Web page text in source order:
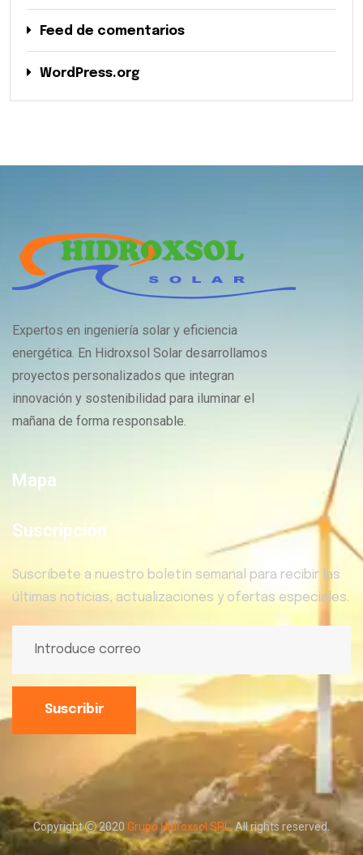
Feed de comentarios
WordPress.org
Expertos en ingeniería solar y eficiencia
energética. En Hidroxsol Solar desarrollamos
proyectos personalizados que integran
innovación y sostenibilidad para iluminar el
mañana de forma responsable.
Mapa
Suscripción
Suscríbete a nuestro boletín semanal para recibir las
últimas noticias, actualizaciones y ofertas especiales.
Suscribir
Copyright 2020 Grupo Hidroxsol SRL. All rights reserved.